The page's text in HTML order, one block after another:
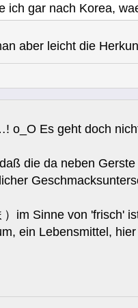
ich gar nach Korea,
aber leicht die
o_O Es geht doch
die da neben
im Sinne von 'frisch'
ein Lebensmittel,